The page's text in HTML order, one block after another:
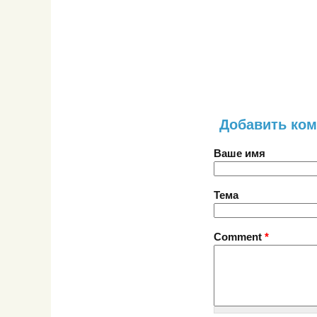
Добавить
Ваше имя
Тема
Comment *